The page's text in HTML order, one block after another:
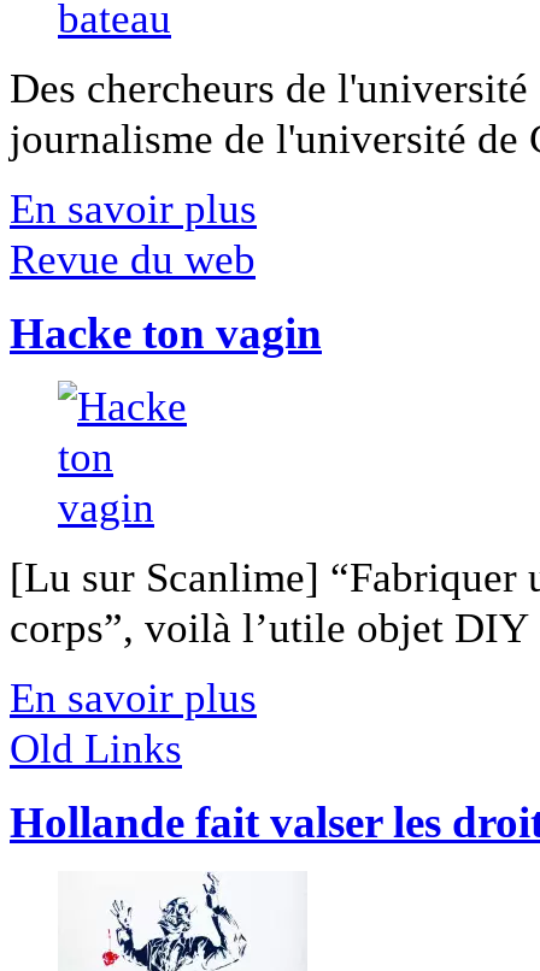
Des chercheurs de
journalisme de l'université
En savoir plus
Revue du web
Hacke ton vagin
[Lu sur Scanlime] “Fabriquer
corps”, voilà l’utile objet
En savoir plus
Old Links
Hollande fait valser les